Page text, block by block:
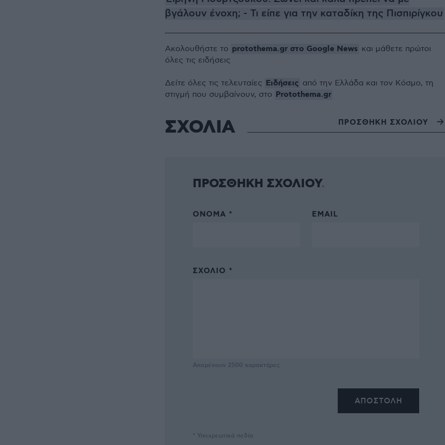
βγάλουν ένοχη; - Τι είπε για την καταδίκη της Πισπιρίγκου
Ακολουθήστε το protothema.gr στο Google News και μάθετε πρώτοι
όλες τις ειδήσεις
Δείτε όλες τις τελευταίες Ειδήσεις από την Ελλάδα και τον Κόσμο, τη
στιγμή που συμβαίνουν, στο Protothema.gr
ΣΧΟΛΙΑ ΠΡΟΣΘΗΚΗ ΣΧΟΛΙΟΥ
ΠΡΟΣΘΗΚΗ ΣΧΟΛΙΟΥ
ΌΝΟΜΑ * EMAIL
ΣΧΌΛΙΟ *
Απομένουν 2500 χαρακτήρες
* Υποχρεωτικά πεδία